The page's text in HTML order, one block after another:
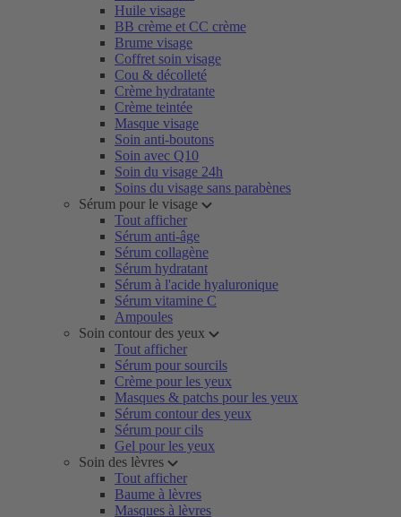
Huile visage
BB crème et CC crème
Brume visage
Coffret soin visage
Cou & décolleté
Crème hydratante
Crème teintée
Masque visage
Soin anti-boutons
Soin avec Q10
Soin du visage 24h
Soins du visage sans parabènes
Sérum pour le visage
Tout afficher
Sérum anti-âge
Sérum collagène
Sérum hydratant
Sérum à l'acide hyaluronique
Sérum vitamine C
Ampoules
Soin contour des yeux
Tout afficher
Sérum pour sourcils
Crème pour les yeux
Masques & patchs pour les yeux
Sérum contour des yeux
Sérum pour cils
Gel pour les yeux
Soin des lèvres
Tout afficher
Baume à lèvres
Masques à lèvres